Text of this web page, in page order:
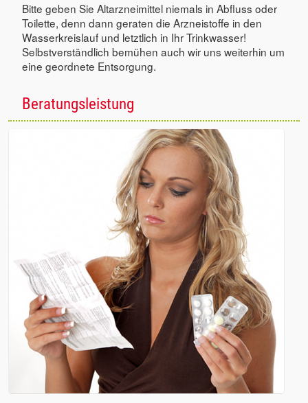
Bitte geben Sie Altarzneimittel niemals in Abfluss oder
Toilette, denn dann geraten die Arzneistoffe in den
Wasserkreislauf und letztlich in Ihr Trinkwasser!
Selbstverständlich bemühen auch wir uns weiterhin um
eine geordnete Entsorgung.
Beratungsleistung